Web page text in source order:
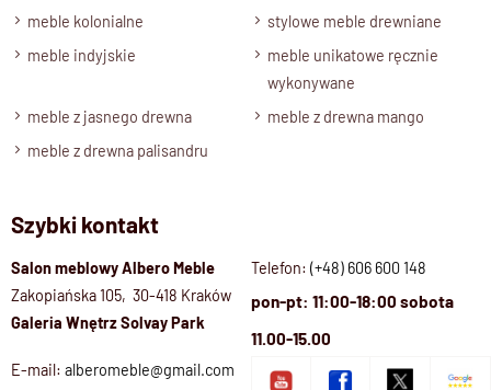
kompaktowe wymiary i
zgrabna forma na nóżkach
meble kolonialne
stylowe meble drewniane
meble indyjskie
meble unikatowe ręcznie
wykonywane
meble z jasnego drewna
meble z drewna mango
meble z drewna palisandru
Szybki kontakt
Salon meblowy Albero Meble
Zakopiańska 105, 30-418 Kraków
Galeria Wnętrz Solvay Park
Telefon: (+48) 606 600 148
pon-pt: 11:00-18:00 sobota
11.00-15.00
E-mail: alberomeble@gmail.com